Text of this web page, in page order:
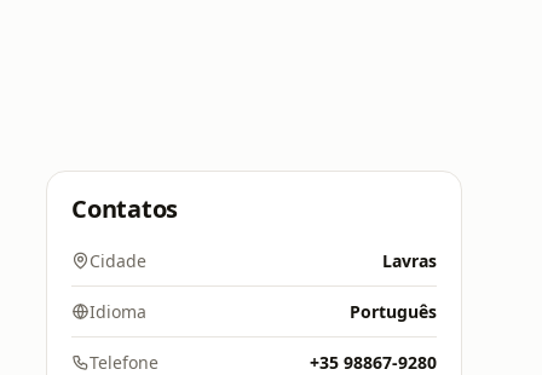
Contatos
Cidade Lavras
Idioma Português
Telefone +35 98867-9280